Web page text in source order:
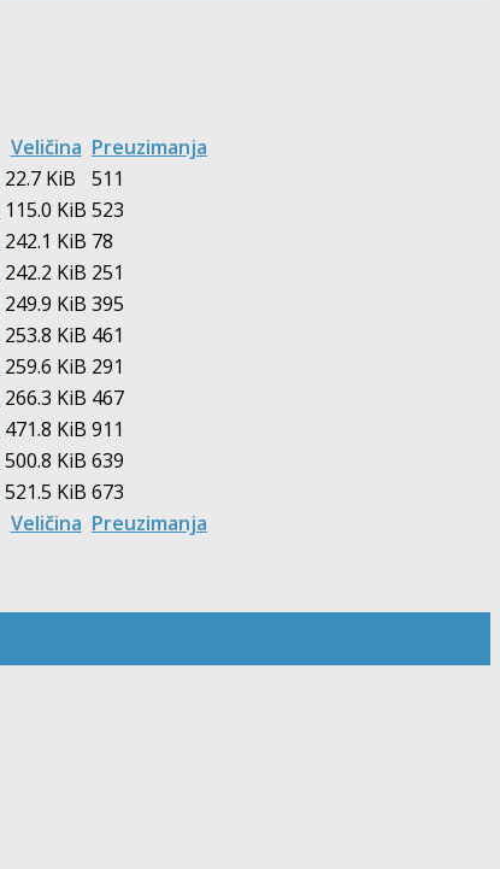
Veličina Preuzimanja
Veličina Preuzimanja
22.7 KiB
511
115.0 KiB 523
242.1 KiB 78
242.2 KiB 251
249.9 KiB 395
253.8 KiB 461
259.6 KiB 291
266.3 KiB 467
471.8 KiB 911
500.8 KiB 639
521.5 KiB 673